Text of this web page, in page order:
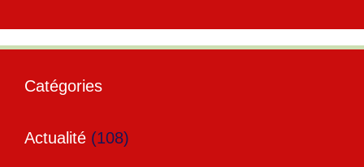
Catégories
Actualité (108)